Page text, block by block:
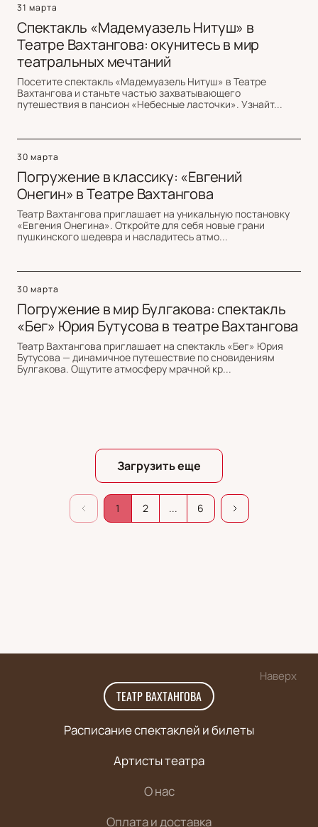
31 марта
Спектакль «Мадемуазель Нитуш» в
Театре Вахтангова: окунитесь в мир
театральных мечтаний
Посетите спектакль «Мадемуазель Нитуш» в Театре
Вахтангова и станьте частью захватывающего
путешествия в пансион «Небесные ласточки». Узнайт...
30 марта
Погружение в классику: «Евгений
Онегин» в Театре Вахтангова
Театр Вахтангова приглашает на уникальную постановку
«Евгения Онегина». Откройте для себя новые грани
пушкинского шедевра и насладитесь атмо...
30 марта
Погружение в мир Булгакова: спектакль
«Бег» Юрия Бутусова в театре Вахтангова
Театр Вахтангова приглашает на спектакль «Бег» Юрия
Бутусова — динамичное путешествие по сновидениям
Булгакова. Ощутите атмосферу мрачной кр...
Загрузить еще
1 2 ... 6
Наверх
ТЕАТР ВАХТАНГОВА
Расписание спектаклей и билеты
Артисты театра
О нас
Оплата и доставка